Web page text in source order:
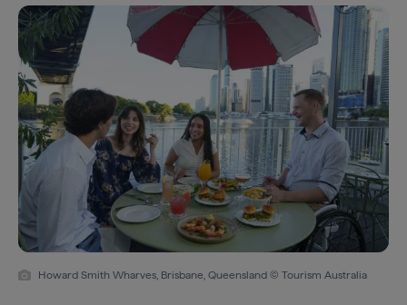
Howard Smith Wharves, Brisbane, Queensland © Tourism Australia